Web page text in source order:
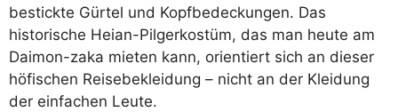
bestickte Gürtel und Kopfbedeckungen. Das
historische Heian-Pilgerkostüm, das man heute am
Daimon-zaka mieten kann, orientiert sich an dieser
höfischen Reisebekleidung – nicht an der Kleidung
der einfachen Leute.